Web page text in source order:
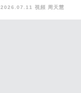
US: The
rance of HK's
2026.07.11 視頻 周天慧